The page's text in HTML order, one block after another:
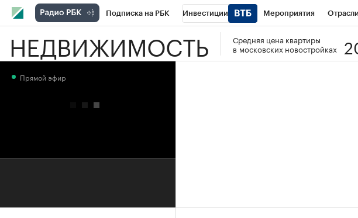
Подписка на РБК Инвестиции Мероприятия Отрасли
РБК Вино Спорт Школа управления РБК РБК Образование
НЕДВИЖИМОСТЬ
Средняя цена квартиры
в московских новостройках
Прямой эфир